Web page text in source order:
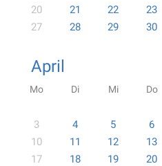
20
21 22 23
27
28 29 30
April
Mo Di Mi Do
3
4 5 6
10
11 12 13
17
18 19 20